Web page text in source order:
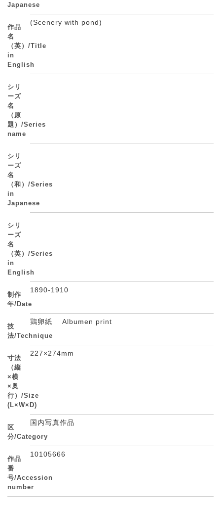
Japanese
作品
名
（英）/Title
in
English
(Scenery with pond)
シリ
ーズ
名
（原
題）/Series
name
シリ
ーズ
名
（和）/Series
in
Japanese
シリ
ーズ
名
（英）/Series
in
English
制作
年/Date
1890-1910
技
法/Technique
鶏卵紙 Albumen print
寸法
（縦
×横
×奥
行）/Size
(L×W×D)
227×274mm
区
分/Category
国内写真作品
作品
番
号/Accession
number
10105666